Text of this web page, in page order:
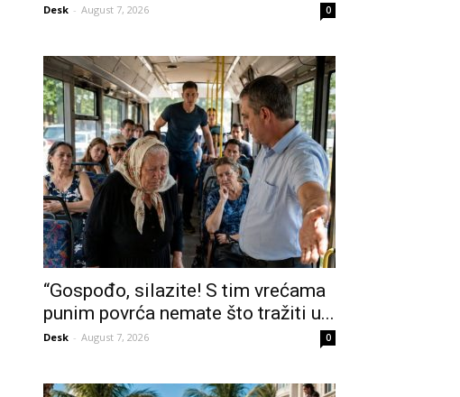
Desk - August 7, 2026 0
“Gospođo, silazite! S tim vrećama
punim povrća nemate što tražiti u...
Desk - August 7, 2026 0